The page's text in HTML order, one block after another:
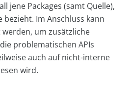
jene Packages (samt Quelle),
bezieht. Im Anschluss kann
werden, um zusätzliche
problematischen APIs
auch auf nicht-interne
wird.